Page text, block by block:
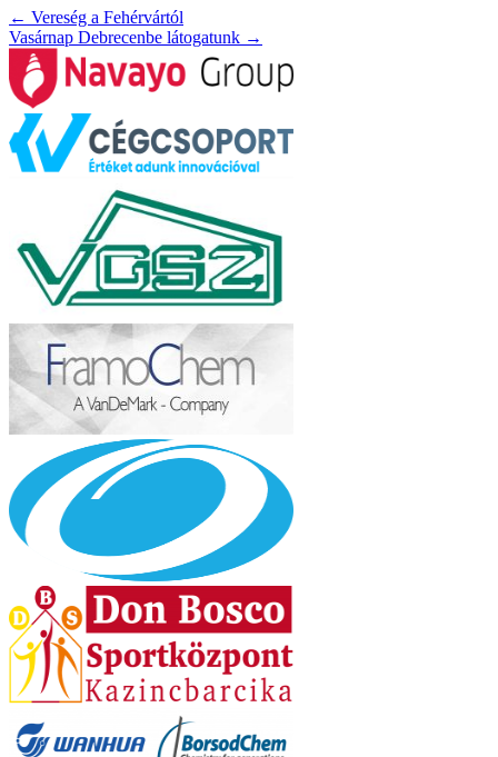
← Vereség a Fehérvártól
Vasárnap Debrecenbe látogatunk →